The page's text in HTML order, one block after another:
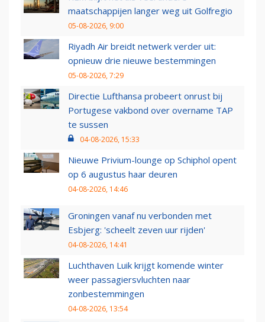
maatschappijen langer weg uit Golfregio
05-08-2026, 9:00
Riyadh Air breidt netwerk verder uit:
opnieuw drie nieuwe bestemmingen
05-08-2026, 7:29
Directie Lufthansa probeert onrust bij
Portugese vakbond over overname TAP
te sussen
04-08-2026, 15:33
Nieuwe Privium-lounge op Schiphol opent
op 6 augustus haar deuren
04-08-2026, 14:46
Groningen vanaf nu verbonden met
Esbjerg: 'scheelt zeven uur rijden'
04-08-2026, 14:41
Luchthaven Luik krijgt komende winter
weer passagiersvluchten naar
zonbestemmingen
04-08-2026, 13:54